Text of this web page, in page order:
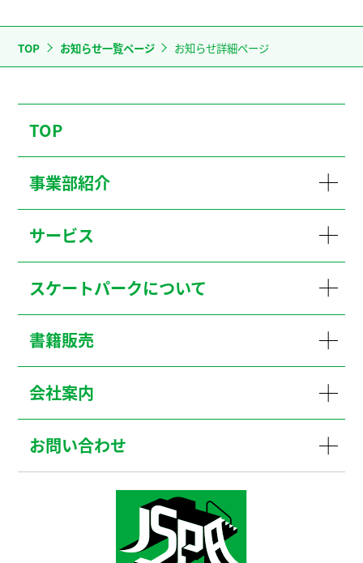
TOP お知らせ一覧ページ お知らせ詳細ページ
TOP
事業部紹介
サービス
スケートパークについて
書籍販売
会社案内
お問い合わせ